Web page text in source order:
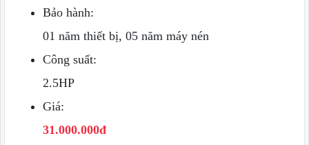
Bảo hành:
01 năm thiết bị, 05 năm máy nén
Công suất:
2.5HP
Giá:
31.000.000đ